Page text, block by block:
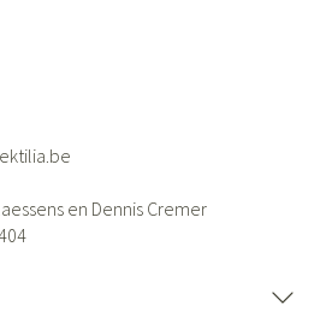
en Dennis Cremer